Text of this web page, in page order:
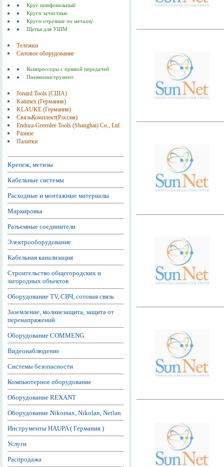
Круг шлифовальный
Круги зачистные
Круги отрезные по металлу
Щетка для УШМ
Тележки
Силовое оборудование
Компрессоры с прямой передачей
Пневмоинструмент
Jonard Tools (США)
Katimex (Германия)
KLAUKE (Германия)
СвязьКомплект(Россия)
Endura-Greenlee Tools (Shanghai) Co., Ltd.
Разное
Палатки
Крепеж, метизы
Кабельные системы
Расходные и монтажные материалы
Маркировка
Разъемные соединители
Электрооборудование
Кабельная канализация
Строительство общегородских и
загородных объектов
Оборудование TV, СВЧ, сотовая связь
Заземление, молниезащита, защита от
перенапряжений
Оборудование COMMENG
Видеонаблюдение
Системы безопасности
Компьютерное оборудование
Оборудование REXANT
Оборудование Nikomax, Nikolan, Netlan
Инструменты HAUPA ( Германия )
Услуги
Распродажа